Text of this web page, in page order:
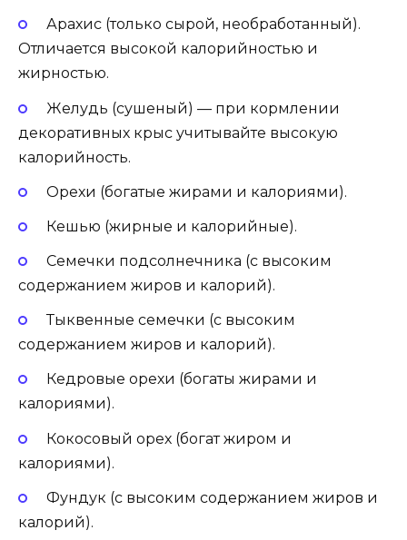
Арахис (только сырой, необработанный).
Отличается высокой калорийностью и
жирностью.
Желудь (сушеный) — при кормлении
декоративных крыс учитывайте высокую
калорийность.
Орехи (богатые жирами и калориями).
Кешью (жирные и калорийные).
Семечки подсолнечника (с высоким
содержанием жиров и калорий).
Тыквенные семечки (с высоким
содержанием жиров и калорий).
Кедровые орехи (богаты жирами и
калориями).
Кокосовый орех (богат жиром и
калориями).
Фундук (с высоким содержанием жиров и
калорий).